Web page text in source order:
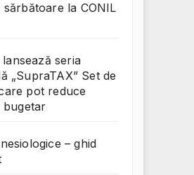
sărbătoare la CONIL
lansează seria
„SupraTAX” Set de
pot reduce
bugetar
– ghid